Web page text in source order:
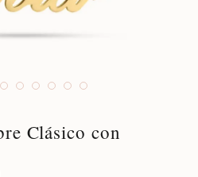
Clásico con